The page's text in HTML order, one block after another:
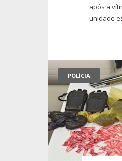
após a
unidade
POLÍCIA